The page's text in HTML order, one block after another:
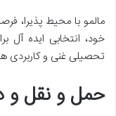
مالمو با محیط پذیرا،
خود، انتخابی ایده آل
تحصیلی غنی و کاربردی
حمل و نقل و